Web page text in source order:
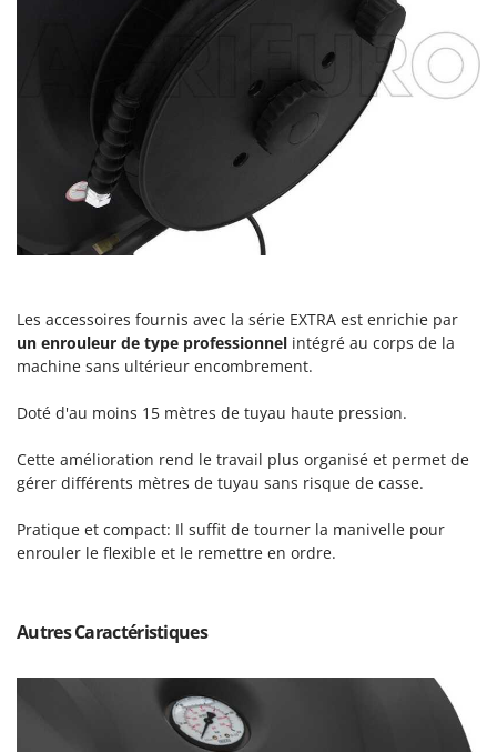
Mockmill
More than chef
MOVA
Mowox
MTD
N
Ninja
Novatec
Novital
NuovaFac
O
Officine Savioli
OMA
Les accessoires fournis avec la série EXTRA est enrichie par
un enrouleur de type professionnel intégré au corps de la
machine sans ultérieur encombrement.
Doté d'au moins 15 mètres de tuyau haute pression.
Cette amélioration rend le travail plus organisé et permet de
gérer différents mètres de tuyau sans risque de casse.
Pratique et compact: Il suffit de tourner la manivelle pour
enrouler le flexible et le remettre en ordre.
Autres Caractéristiques